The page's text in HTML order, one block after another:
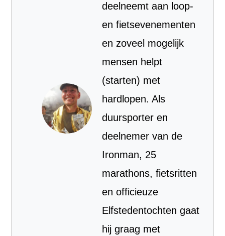
deelneemt aan loop-
en fietsevenementen
en zoveel mogelijk
mensen helpt
(starten) met
hardlopen. Als
duursporter en
deelnemer van de
Ironman, 25
marathons, fietsritten
en officieuze
Elfstedentochten gaat
hij graag met